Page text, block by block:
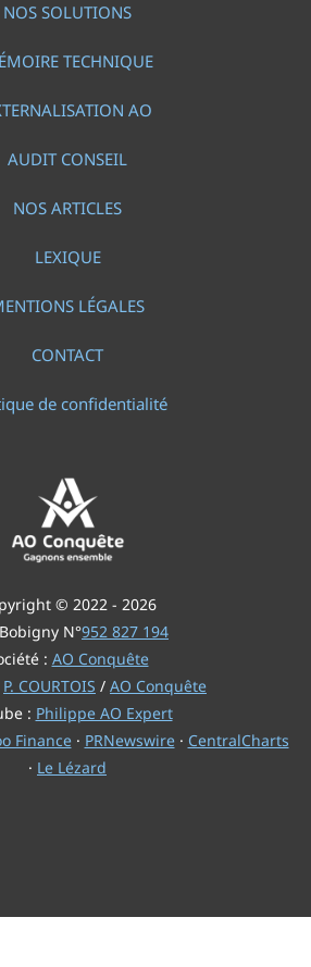
NOS SOLUTIONS
TECHNIQUE
AO
AUDIT CONSEIL
NOS ARTICLES
LEXIQUE
LÉGALES
CONTACT
de confidentialité
© 2022 - 2026
N°952 827 194
: AO Conquête
P. COURTOIS / AO Conquête
: Philippe AO Expert
Finance· PRNewswire· CentralCharts
· Le Lézard